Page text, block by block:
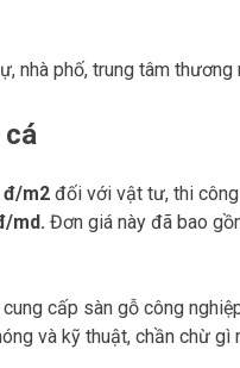
nhà phố, trung tâm
cá
đ/m2 đối với vật tư, thi
md. Đơn giá này đã bao
cấp sàn gỗ công
và kỹ thuật, chần chừ gì